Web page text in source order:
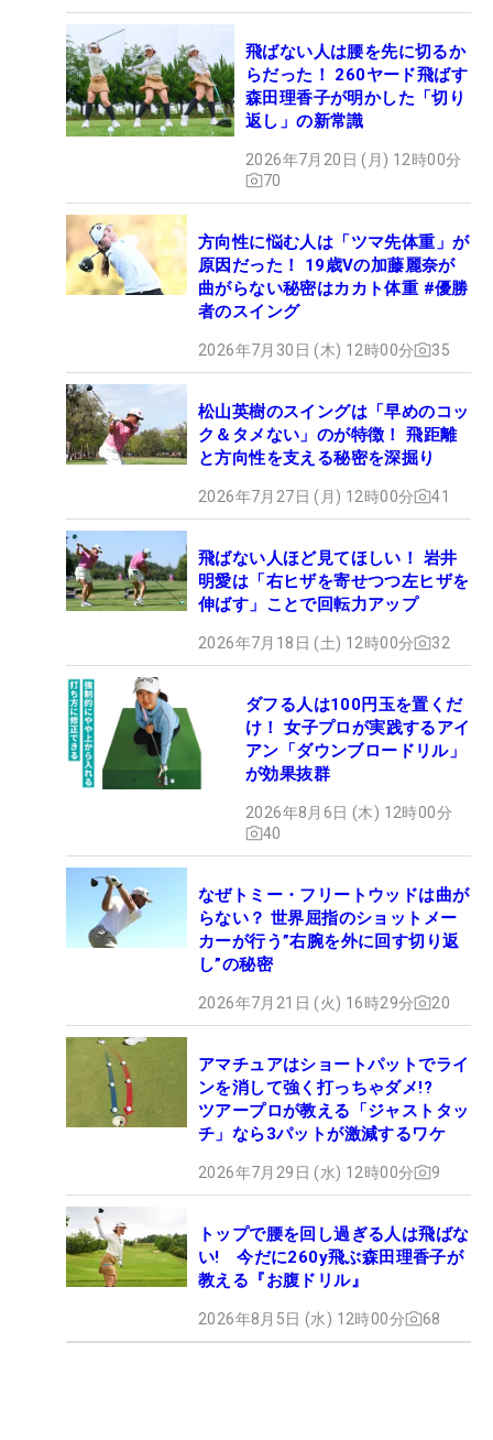
飛ばない人は腰を先に切るか
らだった！ 260ヤード飛ばす
森田理香子が明かした「切り
返し」の新常識
2026年7月20日 (月) 12時00分
70
方向性に悩む人は「ツマ先体重」が
原因だった！ 19歳Vの加藤麗奈が
曲がらない秘密はカカト体重 #優勝
者のスイング
2026年7月30日 (木) 12時00分 35
松山英樹のスイングは「早めのコッ
ク＆タメない」のが特徴！ 飛距離
と方向性を支える秘密を深掘り
2026年7月27日 (月) 12時00分 41
飛ばない人ほど見てほしい！ 岩井
明愛は「右ヒザを寄せつつ左ヒザを
伸ばす」ことで回転力アップ
2026年7月18日 (土) 12時00分 32
ダフる人は100円玉を置くだ
け！ 女子プロが実践するアイ
アン「ダウンブロードリル」
が効果抜群
2026年8月6日 (木) 12時00分
40
なぜトミー・フリートウッドは曲が
らない？ 世界屈指のショットメー
カーが行う”右腕を外に回す切り返
し”の秘密
2026年7月21日 (火) 16時29分 20
アマチュアはショートパットでライ
ンを消して強く打っちゃダメ!?
ツアープロが教える「ジャストタッ
チ」なら3パットが激減するワケ
2026年7月29日 (水) 12時00分 9
トップで腰を回し過ぎる人は飛ばな
い! 今だに260y飛ぶ森田理香子が
教える『お腹ドリル』
2026年8月5日 (水) 12時00分 68